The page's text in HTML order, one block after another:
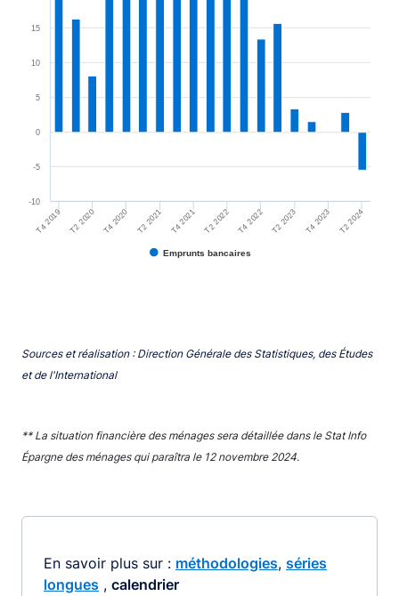
Emprunts bancaires
T4 2019 T2 2020 T4 2020 T2 2021 T4 2021 T2 2022 T4 2022 T2 2023 T4 2023 T2 2024
-10
-5
0
5
10
15
Sources et réalisation : Direction Générale des Statistiques, des Études
et de l'International
** La situation financière des ménages sera détaillée dans le Stat Info
Épargne des ménages qui paraîtra le 12 novembre 2024.
En savoir plus sur : méthodologies, séries
longues , calendrier